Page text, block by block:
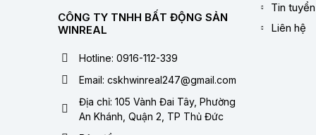
CÔNG TY TNHH BẤT ĐỘNG SẢN
WINREAL
Hotline: 0916-112-339
Email: cskhwinreal247@gmail.com
Địa chỉ: 105 Vành Đai Tây, Phường
An Khánh, Quận 2, TP Thủ Đức
Tin
Liên hệ